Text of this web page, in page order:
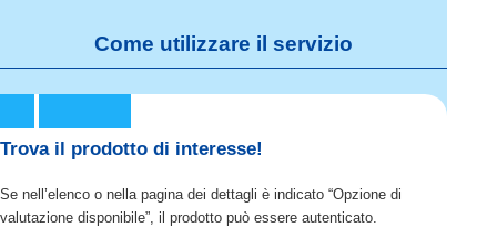
Come utilizzare il servizio
Trova il prodotto di interesse!
Se nell’elenco o nella pagina dei dettagli è indicato “Opzione di
valutazione disponibile”, il prodotto può essere autenticato.